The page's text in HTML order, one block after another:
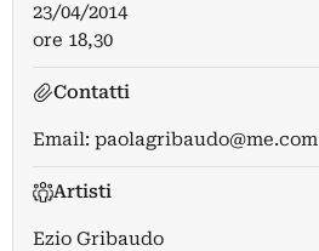
23/04/2014
ore 18,30
Contatti
Email: paolagribaudo@me.com
Artisti
Ezio Gribaudo